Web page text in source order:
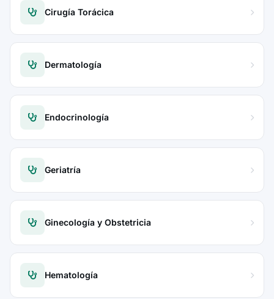
Cirugía Torácica
Dermatología
Endocrinología
Geriatría
Ginecología y Obstetricia
Hematología